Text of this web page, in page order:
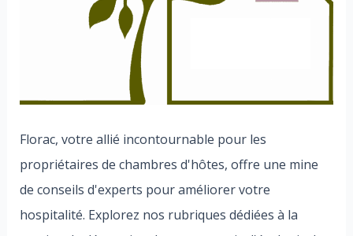
Florac, votre allié incontournable pour les
propriétaires de chambres d'hôtes, offre une mine
de conseils d'experts pour améliorer votre
hospitalité. Explorez nos rubriques dédiées à la